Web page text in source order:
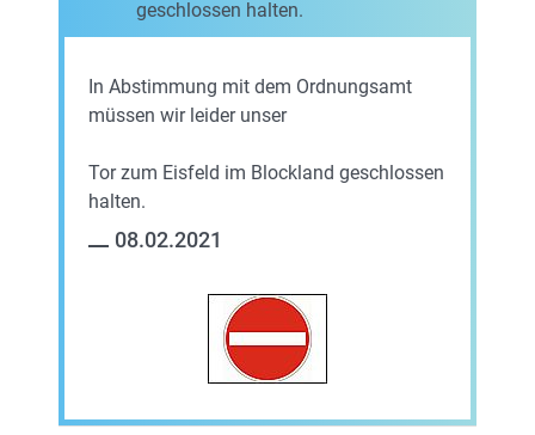
geschlossen halten.
In Abstimmung mit dem Ordnungsamt
müssen wir leider unser
Tor zum Eisfeld im Blockland geschlossen
halten.
08.02.2021